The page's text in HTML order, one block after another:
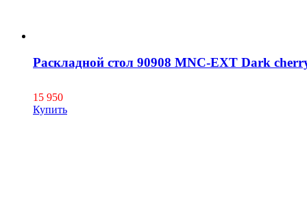
Раскладной стол 90908 MNC-EXT Dark
15 950
Купить